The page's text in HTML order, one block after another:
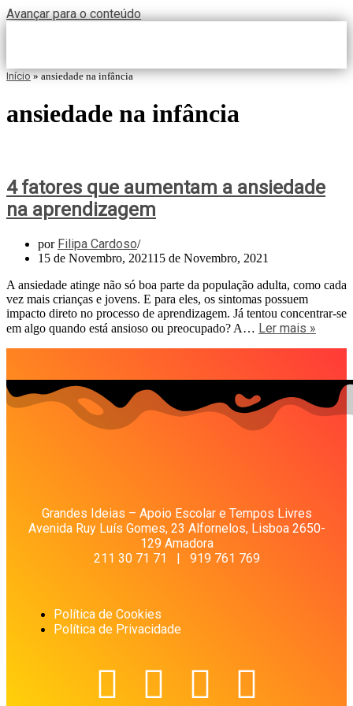
Avançar para o conteúdo
Início»ansiedade na infância
ansiedade na infância
4 fatores que aumentam a ansiedade
na aprendizagem
por Filipa Cardoso
15 de Novembro, 202115 de Novembro, 2021
A ansiedade atinge não só boa parte da população adulta, como cada
vez mais crianças e jovens. E para eles, os sintomas possuem
impacto direto no processo de aprendizagem. Já tentou concentrar-se
em algo quando está ansioso ou preocupado? A… Ler mais »
Grandes Ideias – Apoio Escolar e Tempos Livres
Avenida Ruy Luís Gomes, 23 Alfornelos, Lisboa 2650-
129 Amadora
211 30 71 71 | 919 761 769
Política de Cookies
Política de Privacidade